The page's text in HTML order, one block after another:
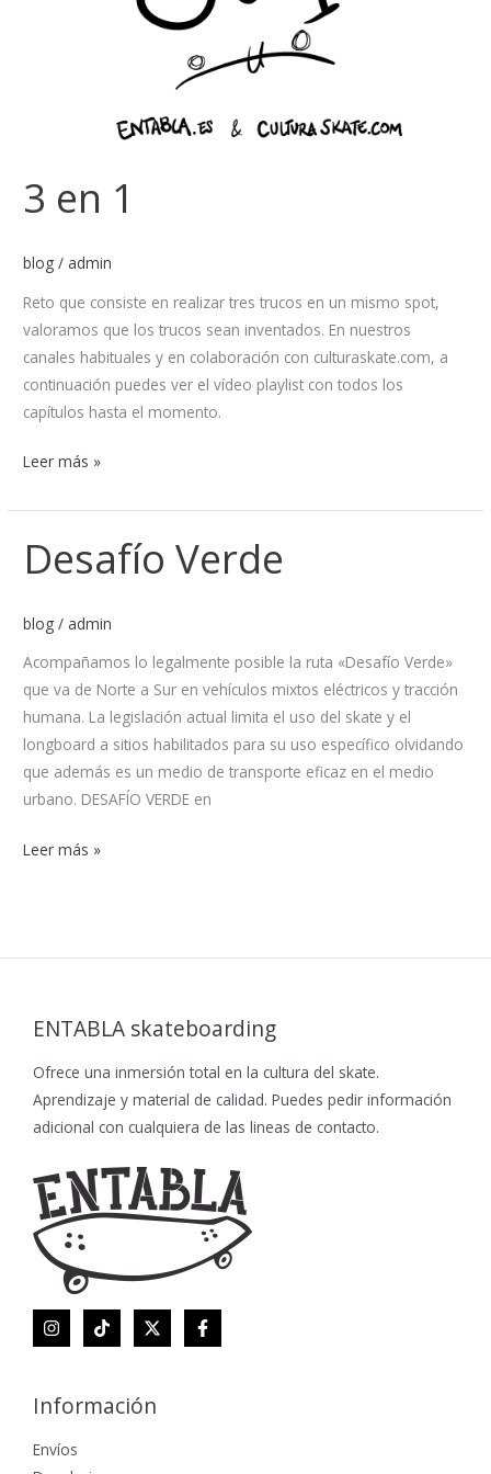
3 en 1
blog / admin
Reto que consiste en realizar tres trucos en un mismo spot,
valoramos que los trucos sean inventados. En nuestros
canales habituales y en colaboración con culturaskate.com, a
continuación puedes ver el vídeo playlist con todos los
capítulos hasta el momento.
Leer más »
Desafío Verde
blog / admin
Acompañamos lo legalmente posible la ruta «Desafío Verde»
que va de Norte a Sur en vehículos mixtos eléctricos y tracción
humana. La legislación actual limita el uso del skate y el
longboard a sitios habilitados para su uso específico olvidando
que además es un medio de transporte eficaz en el medio
urbano. DESAFÍO VERDE en
Desafío
Verde
Leer más »
ENTABLA skateboarding
Ofrece una inmersión total en la cultura del skate.
Aprendizaje y material de calidad. Puedes pedir información
adicional con cualquiera de las lineas de contacto.
Información
Envíos